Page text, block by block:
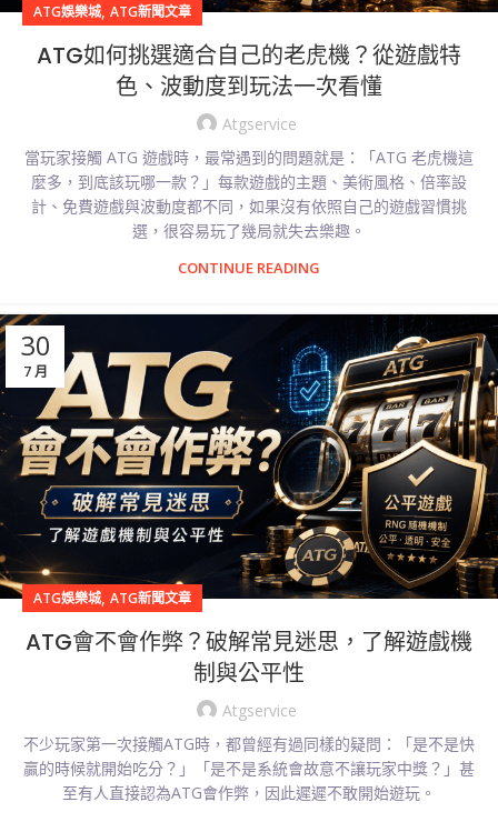
ATG娛樂城, ATG新聞文章
ATG如何挑選適合自己的老虎機？從遊戲特
色、波動度到玩法一次看懂
Atgservice
當玩家接觸 ATG 遊戲時，最常遇到的問題就是：「ATG 老虎機這
麼多，到底該玩哪一款？」每款遊戲的主題、美術風格、倍率設
計、免費遊戲與波動度都不同，如果沒有依照自己的遊戲習慣挑
選，很容易玩了幾局就失去樂趣。
CONTINUE READING
30
7 月
ATG娛樂城, ATG新聞文章
ATG會不會作弊？破解常見迷思，了解遊戲機
制與公平性
Atgservice
不少玩家第一次接觸ATG時，都曾經有過同樣的疑問：「是不是快
贏的時候就開始吃分？」「是不是系統會故意不讓玩家中獎？」甚
至有人直接認為ATG會作弊，因此遲遲不敢開始遊玩。